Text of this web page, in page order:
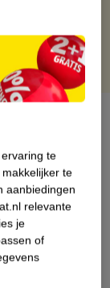
Nature
te
te
aanbiedingen
relevante
je
of